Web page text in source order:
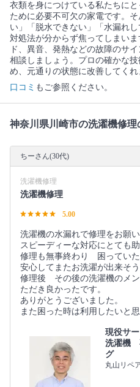
衣類を身につけている私たちに
ために必要不可欠の家電です。
い」「脱水できない」「水漏れ
対処法が分からず焦ってしまい
ド、異音、発熱などの故障のサ
相談しましょう。プロの確かな
め、元通りの状態に改善してくれ
口コミ もご参照ください。
神奈川県川崎市の洗濯機修理
ちーさん(30代)
洗濯機修理
洗濯機修理
5.00
洗濯機の水漏れで修理をお願い
スピーディーな対応にとても助
修理も無事終わり 困ってい
安心してまたお洗濯が出来そう
修理後 その後の洗濯機のメ
ただき良かったです。
ありがとうございました。
また困った時は利用したいと思
現役サ
洗濯機
グ
丸山リペ